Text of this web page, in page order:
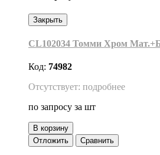
Закрыть
CL102034 Томми Хром
Код: 74982
Отсутствует: подробнее
по запросу за шт
В корзину
Отложить
Сравнить